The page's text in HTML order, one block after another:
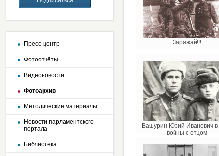
Пресс-центр
Фотоотчёты
Видеоновости
Фотоархив
Методические материалы
Новости парламентского
портала
Библиотека
Заряжай!!!
Вашурин Юрий Иванович в
войны с отцом